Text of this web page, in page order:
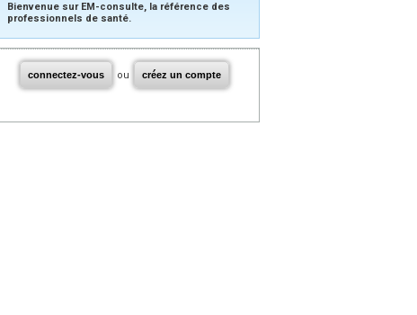
Bienvenue sur EM-consulte, la référence des
professionnels de santé.
connectez-vous ou créez un compte